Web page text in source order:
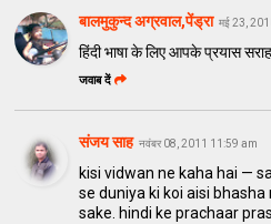
बालमुकुन्द अग्रवाल,पेंड्रा मई 23,
हिंदी भाषा के लिए आपके प्रयास
जवाब दें
संजय साह नवंबर 08, 2011 11:59 am
kisi vidwan ne kaha hai —
se duniya ki koi aisi
sake. hindi ke prachaar